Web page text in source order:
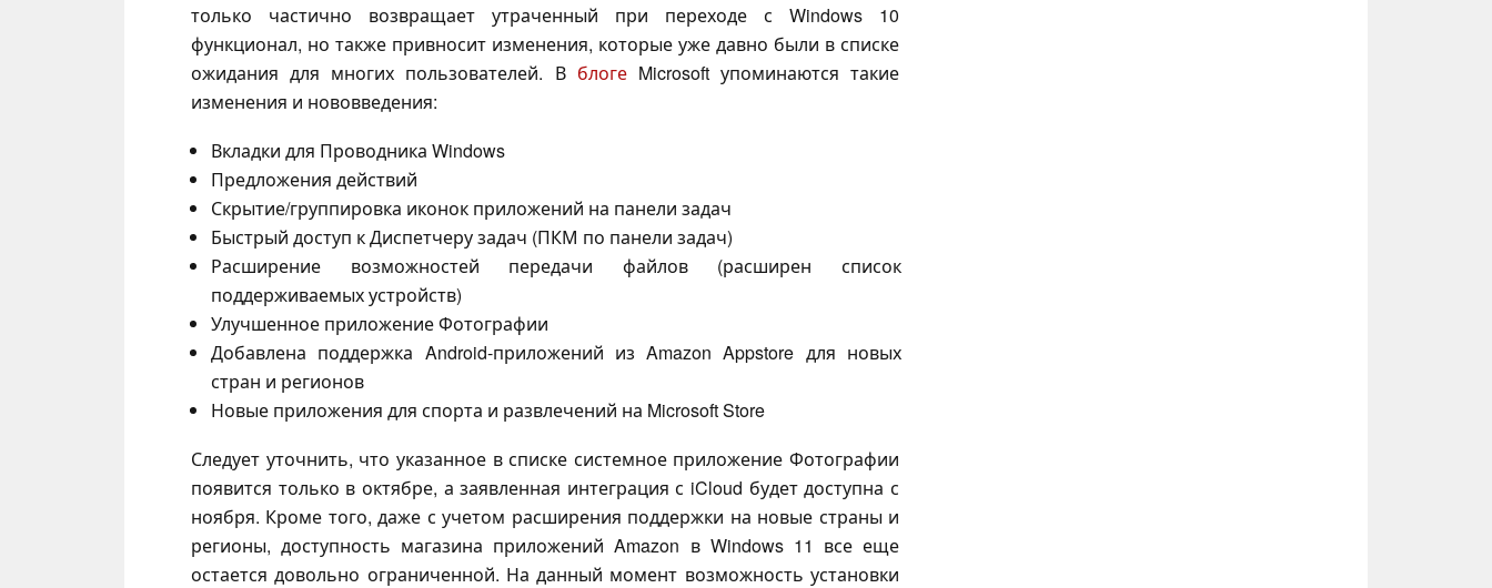
только частично возвращает утраченный при переходе с Windows 10
функционал, но также привносит изменения, которые уже давно были в списке
ожидания для многих пользователей. В блогеMicrosoft упоминаются такие
изменения и нововведения:
Вкладки для Проводника Windows
Предложения действий
Скрытие/группировка иконок приложений на панели задач
Быстрый доступ к Диспетчеру задач (ПКМ по панели задач)
Расширение возможностей передачи файлов (расширен список
поддерживаемых устройств)
Улучшенное приложение Фотографии
Добавлена поддержка Android-приложений из Amazon Appstore для новых
стран и регионов
Новые приложения для спорта и развлечений на Microsoft Store
Следует уточнить, что указанное в списке системное приложение Фотографии
появится только в октябре, а заявленная интеграция с iCloud будет доступна с
ноября. Кроме того, даже с учетом расширения поддержки на новые страны и
регионы, доступность магазина приложений Amazon в Windows 11 все еще
остается довольно ограниченной. На данный момент возможность установки